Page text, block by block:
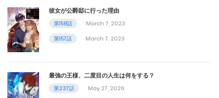
彼女が公爵邸に行った理由
第158話
March 7, 2023
第157話
March 7, 2023
最強の王様、二度目の人生は何をする？
第237話
May 27, 2026